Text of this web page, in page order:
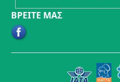
ΒΡΕΙΤΕ ΜΑΣ